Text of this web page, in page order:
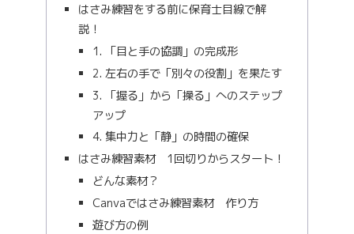
はさみ練習をする前に保育士目線で解
説！
1. 「目と手の協調」の完成形
2. 左右の手で「別々の役割」を果たす
3. 「握る」から「操る」へのステップ
アップ
4. 集中力と「静」の時間の確保
はさみ練習素材 1回切りからスタート！
どんな素材？
Canvaではさみ練習素材 作り方
遊び方の例